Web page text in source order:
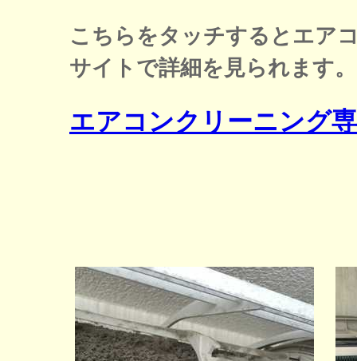
こちらをタッチするとエア
サイトで詳細を見られます。
エアコンクリーニング